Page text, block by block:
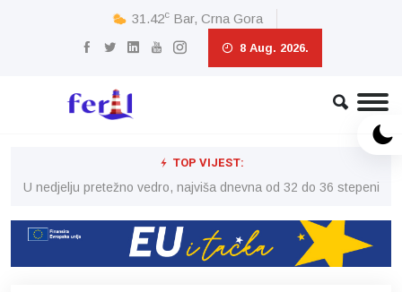
31.42c Bar, Crna Gora
8 Aug. 2026.
TOP VIJEST:
U nedjelju pretežno vedro, najviša dnevna od 32 do 36 stepeni